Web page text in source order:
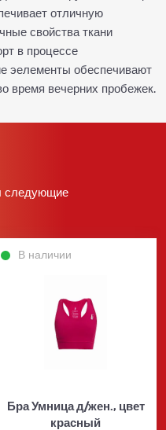
отличную
свойства ткани
в процессе
эелементы обеспечивают
время вечерних пробежек.
следующие
В наличии
Бра Умница д/жен., цвет
красный